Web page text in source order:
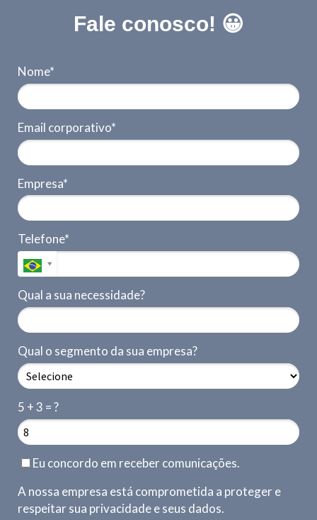
Fale conosco! 😀
Nome*
Email corporativo*
Empresa*
Telefone*
Qual a sua necessidade?
Qual o segmento da sua empresa?
5 + 3 = ?
Eu concordo em receber comunicações.
A nossa empresa está comprometida a proteger e
respeitar sua privacidade e seus dados.